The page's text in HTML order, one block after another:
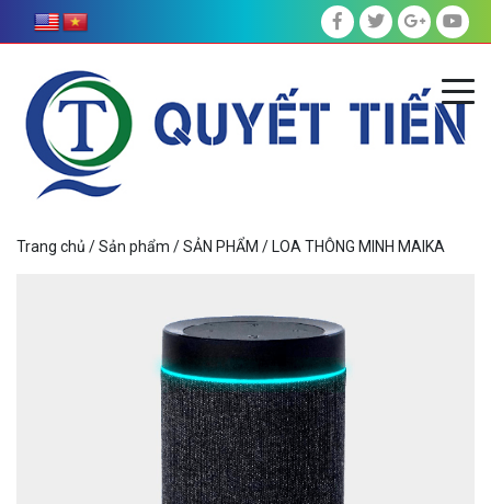
Trang chủ /Sản phẩm /SẢN PHẨM / LOA THÔNG MINH MAIKA